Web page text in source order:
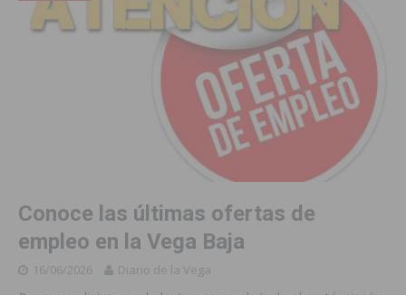
Conoce las últimas ofertas de
empleo en la Vega Baja
16/06/2026 Diario de la Vega